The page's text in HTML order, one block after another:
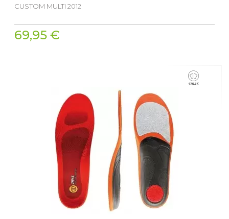
CUSTOM MULTI 2012
69,95 €